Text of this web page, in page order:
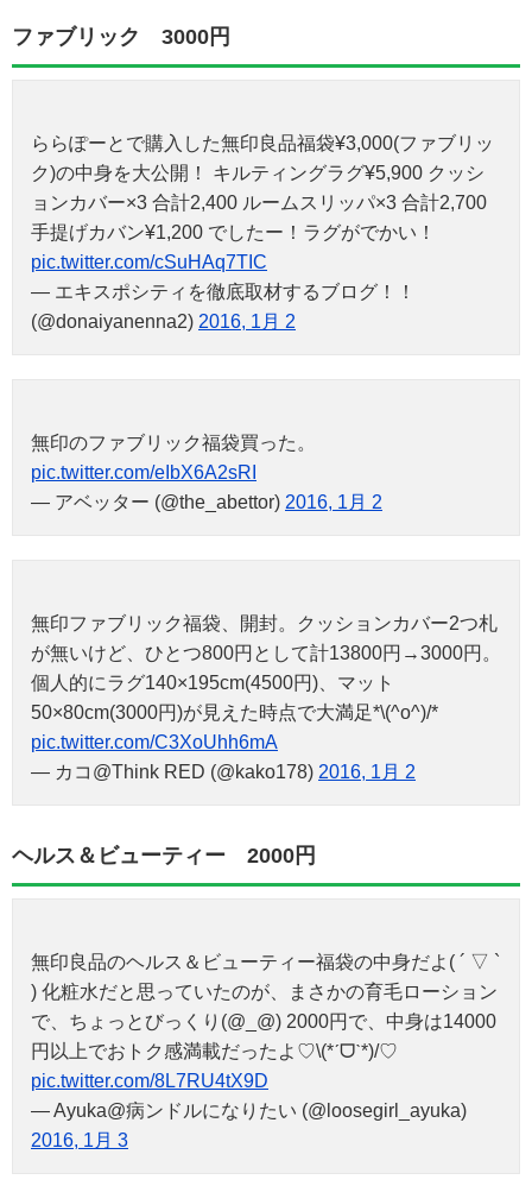
ファブリック 3000円
ららぽーとで購入した無印良品福袋¥3,000(ファブリッ
ク)の中身を大公開！ キルティングラグ¥5,900 クッシ
ョンカバー×3 合計2,400 ルームスリッパ×3 合計2,700
手提げカバン¥1,200 でしたー！ラグがでかい！
pic.twitter.com/cSuHAq7TIC
— エキスポシティを徹底取材するブログ！！
(@donaiyanenna2) 2016, 1月 2
無印のファブリック福袋買った。
pic.twitter.com/eIbX6A2sRI
— アベッター (@the_abettor) 2016, 1月 2
無印ファブリック福袋、開封。クッションカバー2つ札
が無いけど、ひとつ800円として計13800円→3000円。
個人的にラグ140×195cm(4500円)、マット
50×80cm(3000円)が見えた時点で大満足*\(^o^)/*
pic.twitter.com/C3XoUhh6mA
— カコ@Think RED (@kako178) 2016, 1月 2
ヘルス＆ビューティー 2000円
無印良品のヘルス＆ビューティー福袋の中身だよ( ´ ▽ `
) 化粧水だと思っていたのが、まさかの育毛ローション
で、ちょっとびっくり(@_@) 2000円で、中身は14000
円以上でおトク感満載だったよ♡\(*ˊᗜˋ*)/♡
pic.twitter.com/8L7RU4tX9D
— Ayuka@病ンドルになりたい (@loosegirl_ayuka)
2016, 1月 3